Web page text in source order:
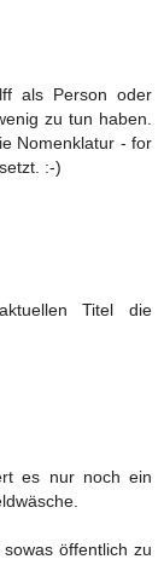
als Person oder
zu tun haben.
Nomenklatur - for
:-)
Titel die
es nur noch ein
öffentlich zu